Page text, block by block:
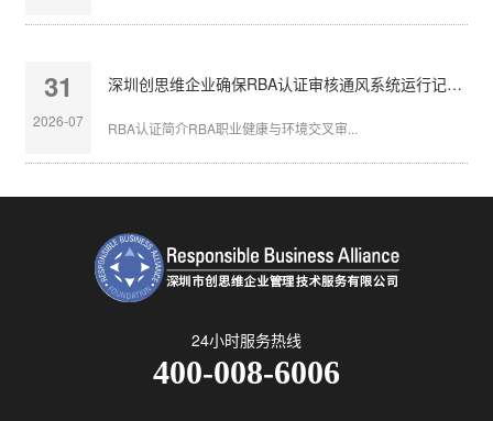
31
2026-07
深圳创思维企业确保RBA认证审核通风系统运行记录完整
RBA认证简介RBA职业健康与环境交叉审...
24小时服务热线
400-008-6006